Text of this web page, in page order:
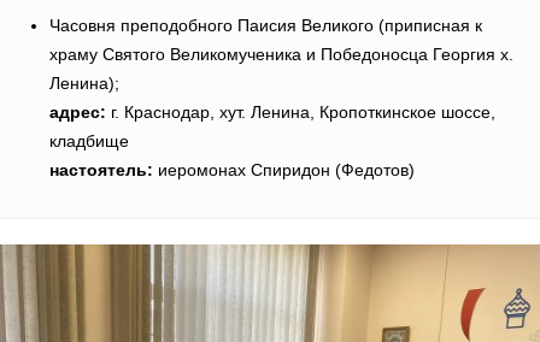
Часовня преподобного Паисия Великого (приписная к
храму Святого Великомученика и Победоносца Георгия х.
Ленина);
адрес: г. Краснодар, хут. Ленина, Кропоткинское шоссе,
кладбище
настоятель: иеромонах Спиридон (Федотов)